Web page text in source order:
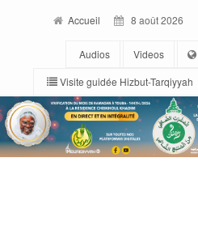
Accueil 8 août 2026
Audios Videos
Visite guidée Hizbut-Tarqiyyah